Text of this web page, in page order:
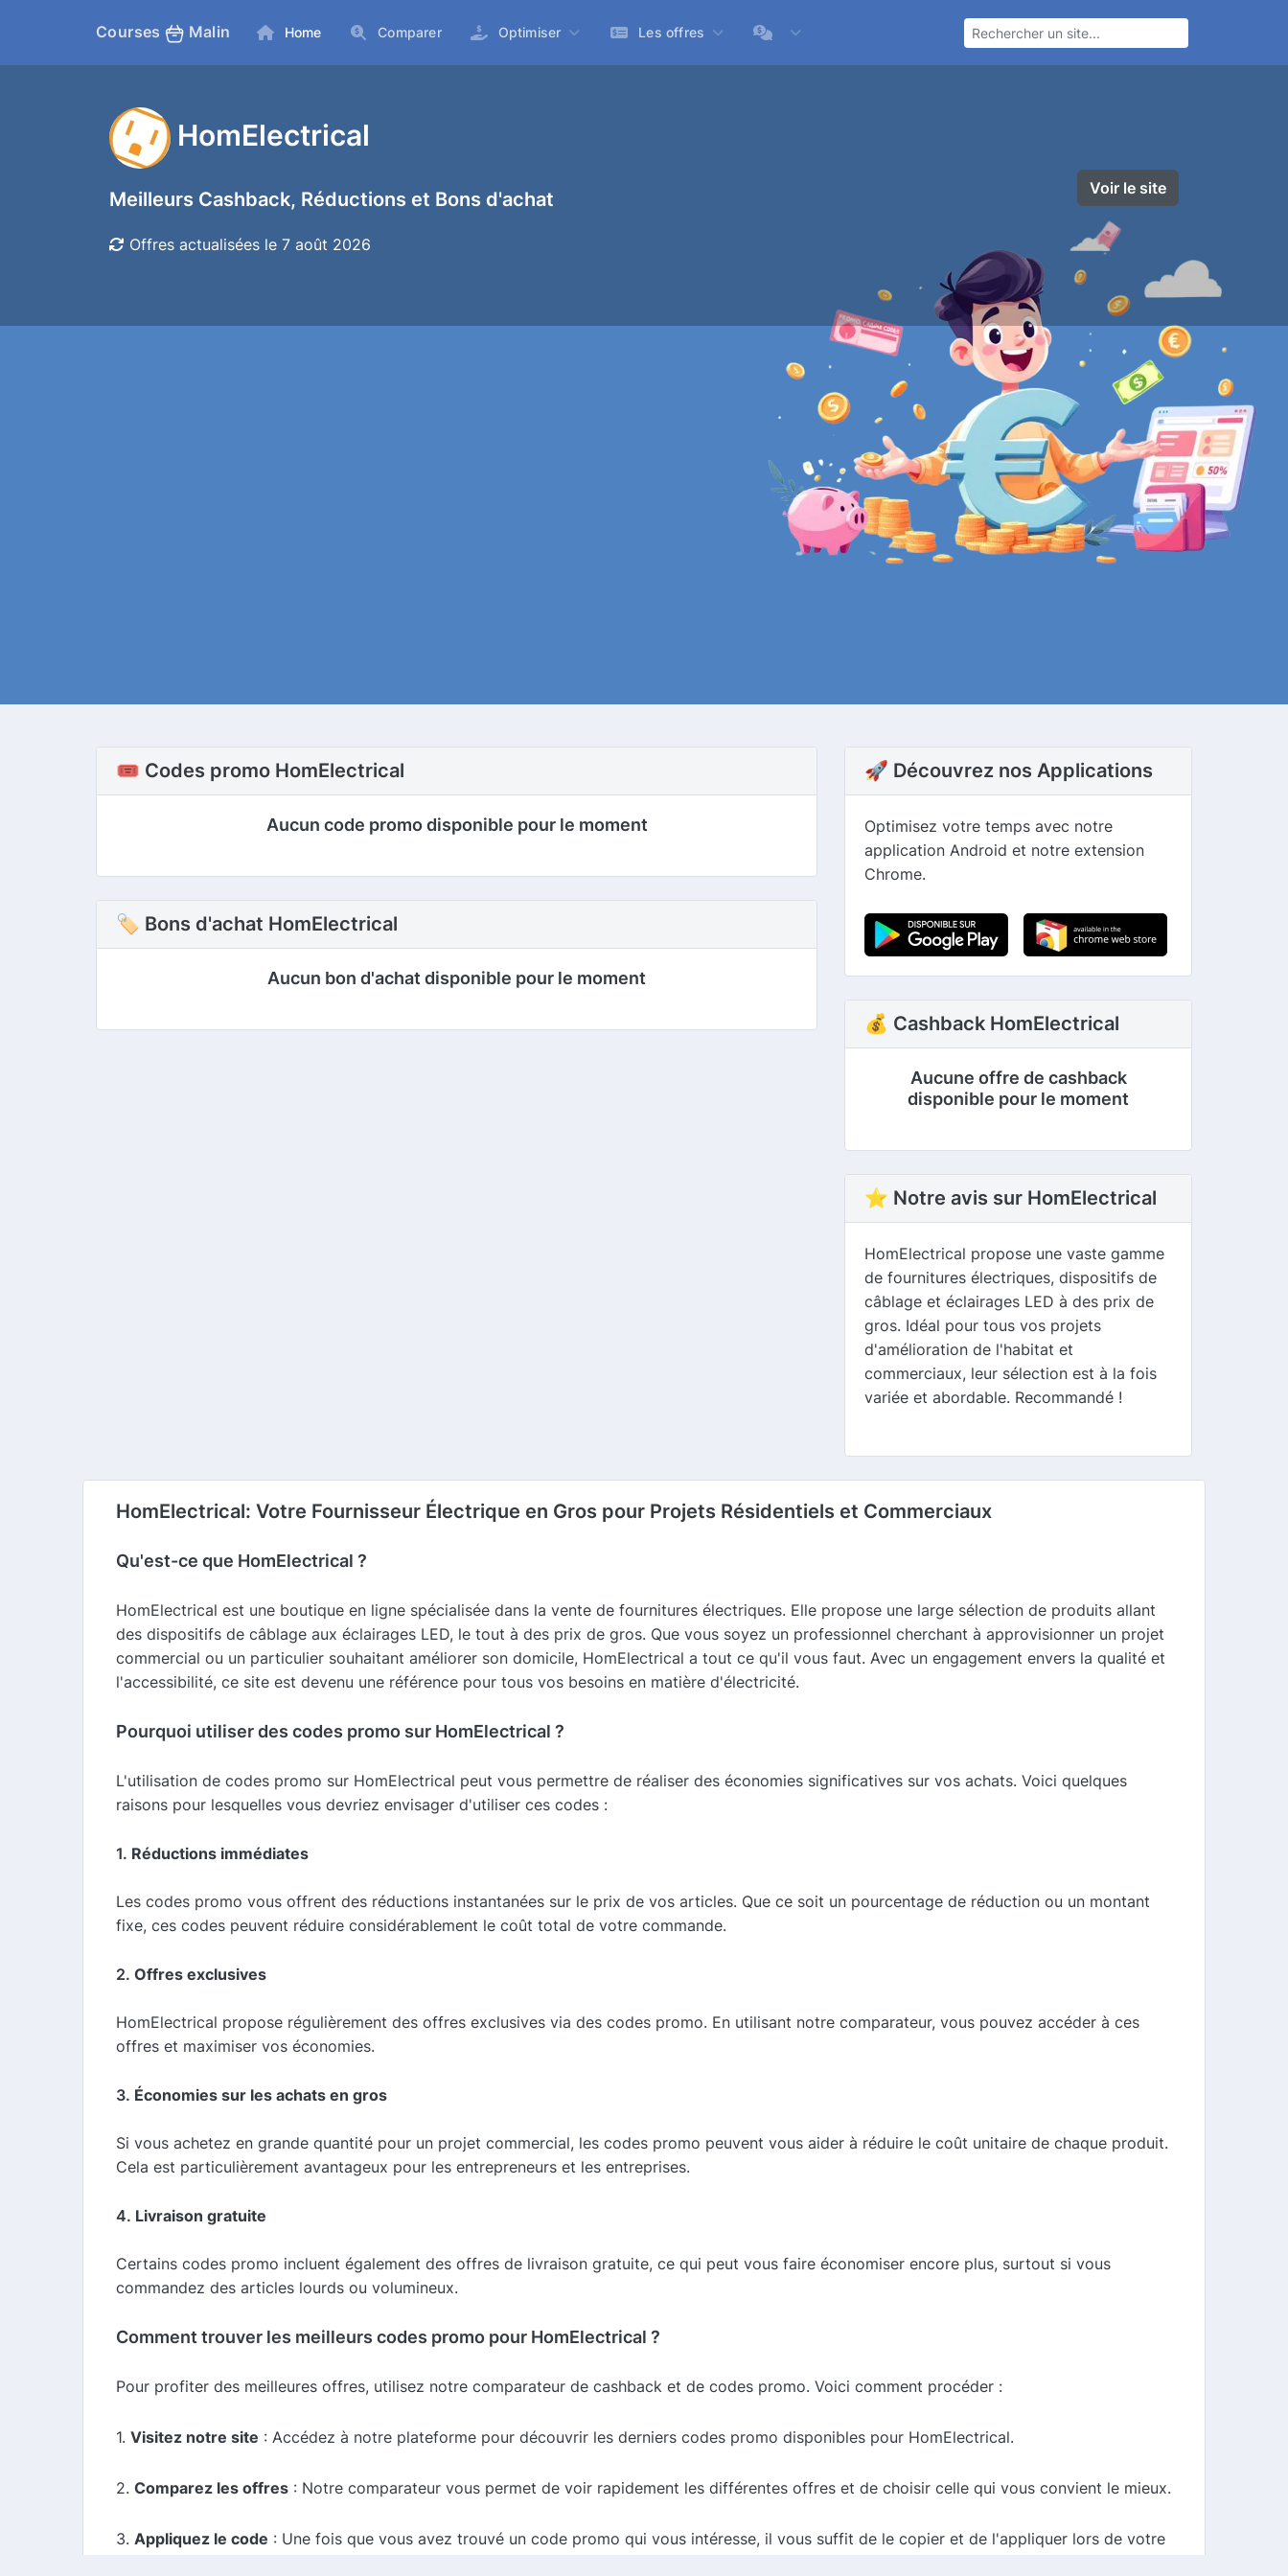
Courses Malin Home Comparer Optimiser Les offres
HomElectrical
Meilleurs Cashback, Réductions et Bons d'achat
Offres actualisées le 7 août 2026
Voir le site
🎟️ Codes promo HomElectrical
Aucun code promo disponible pour le moment
🏷 Bons d'achat HomElectrical
Aucun bon d'achat disponible pour le moment
🚀 Découvrez nos Applications
Optimisez votre temps avec notre
application Android et notre extension
Chrome.
💰 Cashback HomElectrical
Aucune offre de cashback
disponible pour le moment
⭐ Notre avis sur HomElectrical
HomElectrical propose une vaste gamme
de fournitures électriques, dispositifs de
câblage et éclairages LED à des prix de
gros. Idéal pour tous vos projets
d'amélioration de l'habitat et
commerciaux, leur sélection est à la fois
variée et abordable. Recommandé !
HomElectrical: Votre Fournisseur Électrique en Gros pour Projets Résidentiels et Commerciaux
Qu'est-ce que HomElectrical ?
HomElectrical est une boutique en ligne spécialisée dans la vente de fournitures électriques. Elle propose une large sélection de produits allant
des dispositifs de câblage aux éclairages LED, le tout à des prix de gros. Que vous soyez un professionnel cherchant à approvisionner un projet
commercial ou un particulier souhaitant améliorer son domicile, HomElectrical a tout ce qu'il vous faut. Avec un engagement envers la qualité et
l'accessibilité, ce site est devenu une référence pour tous vos besoins en matière d'électricité.
Pourquoi utiliser des codes promo sur HomElectrical ?
L'utilisation de codes promo sur HomElectrical peut vous permettre de réaliser des économies significatives sur vos achats. Voici quelques
raisons pour lesquelles vous devriez envisager d'utiliser ces codes :
1. Réductions immédiates
Les codes promo vous offrent des réductions instantanées sur le prix de vos articles. Que ce soit un pourcentage de réduction ou un montant
fixe, ces codes peuvent réduire considérablement le coût total de votre commande.
2. Offres exclusives
HomElectrical propose régulièrement des offres exclusives via des codes promo. En utilisant notre comparateur, vous pouvez accéder à ces
offres et maximiser vos économies.
3. Économies sur les achats en gros
Si vous achetez en grande quantité pour un projet commercial, les codes promo peuvent vous aider à réduire le coût unitaire de chaque produit.
Cela est particulièrement avantageux pour les entrepreneurs et les entreprises.
4. Livraison gratuite
Certains codes promo incluent également des offres de livraison gratuite, ce qui peut vous faire économiser encore plus, surtout si vous
commandez des articles lourds ou volumineux.
Comment trouver les meilleurs codes promo pour HomElectrical ?
Pour profiter des meilleures offres, utilisez notre comparateur de cashback et de codes promo. Voici comment procéder :
1. Visitez notre site : Accédez à notre plateforme pour découvrir les derniers codes promo disponibles pour HomElectrical.
2. Comparez les offres : Notre comparateur vous permet de voir rapidement les différentes offres et de choisir celle qui vous convient le mieux.
3. Appliquez le code : Une fois que vous avez trouvé un code promo qui vous intéresse, il vous suffit de le copier et de l'appliquer lors de votre